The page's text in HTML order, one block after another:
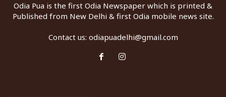
Odia Pua is the first Odia Newspaper which is printed &
Published from New Delhi & first Odia mobile news site.
Contact us: odiapuadelhi@gmail.com